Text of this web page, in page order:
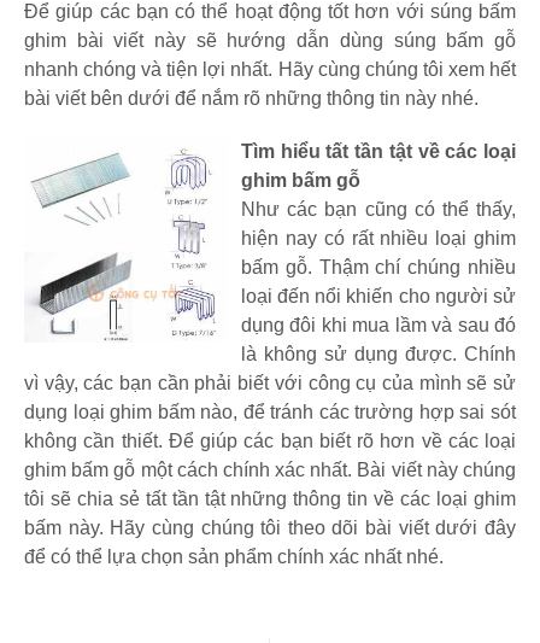
Để giúp các bạn có thể hoạt động tốt hơn với súng bấm
ghim bài viết này sẽ hướng dẫn dùng súng bấm gỗ
nhanh chóng và tiện lợi nhất. Hãy cùng chúng tôi xem hết
bài viết bên dưới để nắm rõ những thông tin này nhé.
Tìm hiểu tất tần tật về các loại
ghim bấm gỗ
Như các bạn cũng có thể thấy,
hiện nay có rất nhiều loại ghim
bấm gỗ. Thậm chí chúng nhiều
loại đến nổi khiến cho người sử
dụng đôi khi mua lầm và sau đó
là không sử dụng được. Chính
vì vậy, các bạn cần phải biết với công cụ của mình sẽ sử
dụng loại ghim bấm nào, để tránh các trường hợp sai sót
không cần thiết. Để giúp các bạn biết rõ hơn về các loại
ghim bấm gỗ một cách chính xác nhất. Bài viết này chúng
tôi sẽ chia sẻ tất tần tật những thông tin về các loại ghim
bấm này. Hãy cùng chúng tôi theo dõi bài viết dưới đây
để có thể lựa chọn sản phẩm chính xác nhất nhé.